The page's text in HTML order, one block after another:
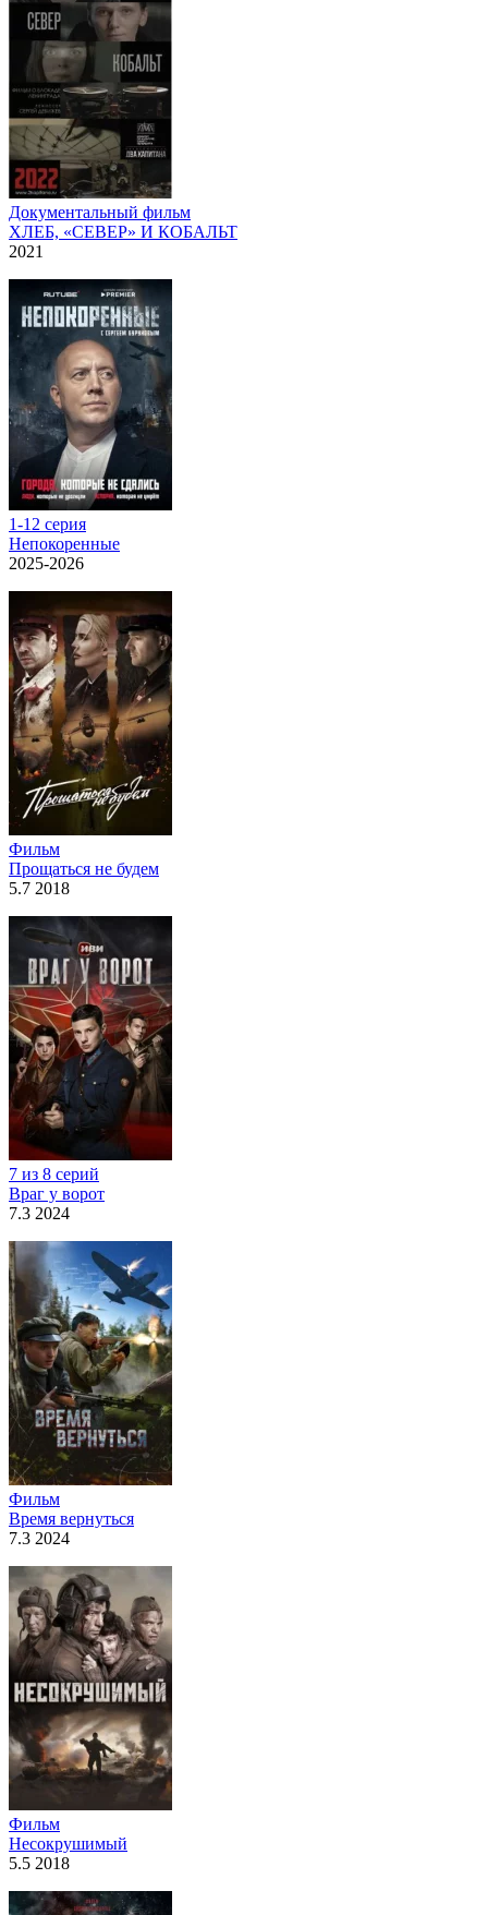
Документальный фильм
ХЛЕБ, «СЕВЕР» И КОБАЛЬТ
2021
1-12 серия
Непокоренные
2025-2026
Фильм
Прощаться не будем
5.7 2018
7 из 8 серий
Враг у ворот
7.3 2024
Фильм
Время вернуться
7.3 2024
Фильм
Несокрушимый
5.5 2018